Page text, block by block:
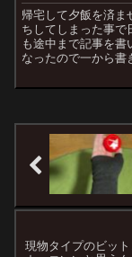
帰宅して夕飯を済ま
ちしてしまった事
も途中まで記事を書
なったので一から書
現物タイプのビッ